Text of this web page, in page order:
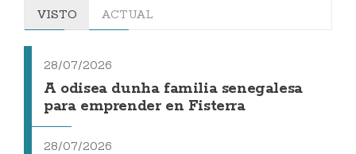
VISTO ACTUAL
28/07/2026
A odisea dunha familia senegalesa
para emprender en Fisterra
28/07/2026